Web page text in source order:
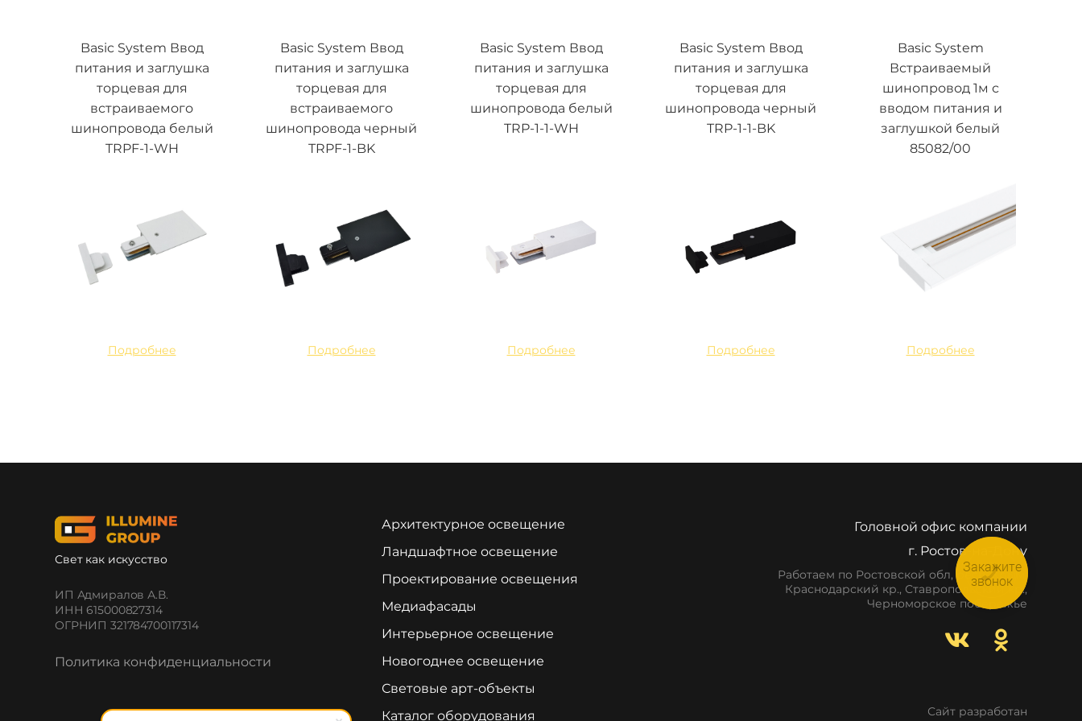
Basic System Ввод
питания и заглушка
торцевая для
встраиваемого
шинопровода белый
TRPF-1-WH
Подробнее
Basic System Ввод
питания и заглушка
торцевая для
встраиваемого
шинопровода черный
TRPF-1-BK
Подробнее
Basic System Ввод
питания и заглушка
торцевая для
шинопровода белый
TRP-1-1-WH
Подробнее
Basic System Ввод
питания и заглушка
торцевая для
шинопровода черный
TRP-1-1-BK
Подробнее
Basic System
Встраиваемый
шинопровод 1м с
вводом питания и
заглушкой белый
85082/00
Подробнее
Свет как искусство
ИП Адмиралов А.В.
ИНН 615000827314
ОГРНИП 321784700117314
Политика конфиденциальности
Архитектурное освещение
Ландшафтное освещение
Проектирование освещения
Медиафасады
Интерьерное освещение
Новогоднее освещение
Световые арт-объекты
Каталог оборудования
Головной офис компании
г. Ростов-на-Дону
Работаем по Ростовской обл, респ. Крым,
Краснодарский кр., Ставропольский кр.,
Черноморское побережье
Сайт разработан
Закажите
звонок